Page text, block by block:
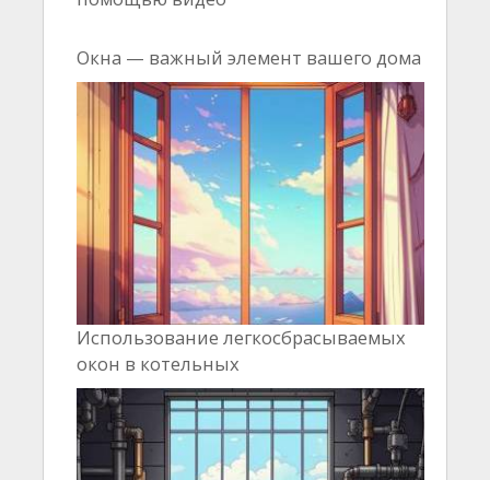
Окна — важный элемент вашего дома
Использование легкосбрасываемых
окон в котельных